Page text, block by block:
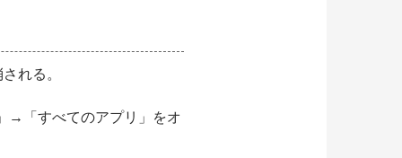
れる。
→「すべてのアプリ」をオ